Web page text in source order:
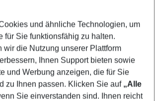
Keine Kinder
Filter anzeigen
und ähnliche Technologien, um
für Sie funktionsfähig zu halten.
wir die Nutzung unserer Plattform
Ihnen Support bieten sowie
und Werbung anzeigen, die für Sie
zu Ihnen passen. Klicken Sie auf „Alle
Sie einverstanden sind. Ihnen reicht